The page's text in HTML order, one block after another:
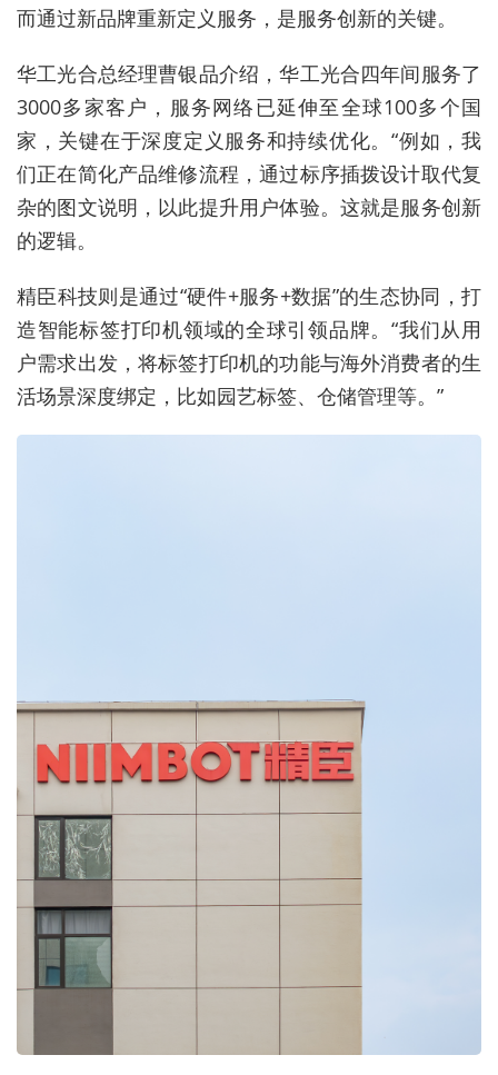
而通过新品牌重新定义服务，是服务创新的关键。
华工光合总经理曹银品介绍，华工光合四年间服务了
3000多家客户，服务网络已延伸至全球100多个国
家，关键在于深度定义服务和持续优化。“例如，我
们正在简化产品维修流程，通过标序插拨设计取代复
杂的图文说明，以此提升用户体验。这就是服务创新
的逻辑。
精臣科技则是通过“硬件+服务+数据”的生态协同，打
造智能标签打印机领域的全球引领品牌。“我们从用
户需求出发，将标签打印机的功能与海外消费者的生
活场景深度绑定，比如园艺标签、仓储管理等。”